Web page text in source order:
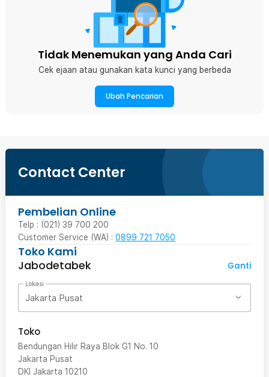
Tidak Menemukan yang Anda Cari
Cek ejaan atau gunakan kata kunci yang berbeda
Ubah Pencarian
Contact Center
Pembelian Online
Telp : (021) 39 700 200
Customer Service (WA) : 0899 721 7050
Toko Kami
Jabodetabek
Ganti
Lokasi
Jakarta Pusat
Toko
Bendungan Hilir Raya Blok G1 No. 10
Jakarta Pusat
DKI Jakarta 10210